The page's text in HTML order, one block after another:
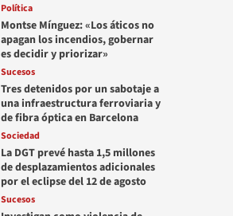
Política
Montse Mínguez: «Los áticos no
apagan los incendios, gobernar
es decidir y priorizar»
Sucesos
Tres detenidos por un sabotaje a
una infraestructura ferroviaria y
de fibra óptica en Barcelona
Sociedad
La DGT prevé hasta 1,5 millones
de desplazamientos adicionales
por el eclipse del 12 de agosto
Sucesos